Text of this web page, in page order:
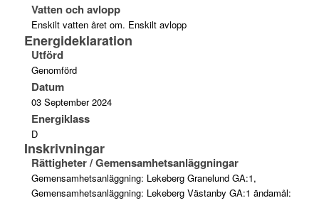
Vatten och avlopp
Enskilt vatten året om. Enskilt avlopp
Energideklaration
Utförd
Genomförd
Datum
03 September 2024
Energiklass
D
Inskrivningar
Rättigheter / Gemensamhetsanläggningar
Gemensamhetsanläggning: Lekeberg Granelund GA:1,
Gemensamhetsanläggning: Lekeberg Västanby GA:1 ändamål: